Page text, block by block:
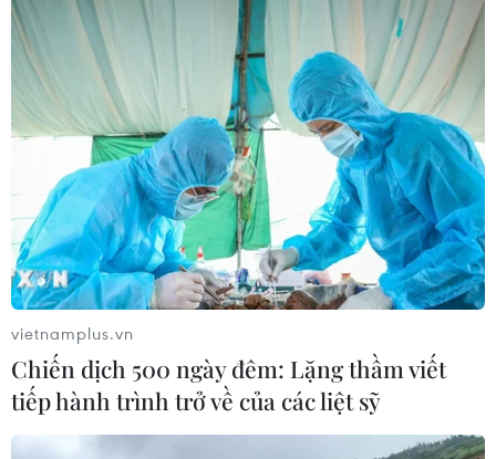
vietnamplus.vn
Chiến dịch 500 ngày đêm: Lặng thầm viết
tiếp hành trình trở về của các liệt sỹ